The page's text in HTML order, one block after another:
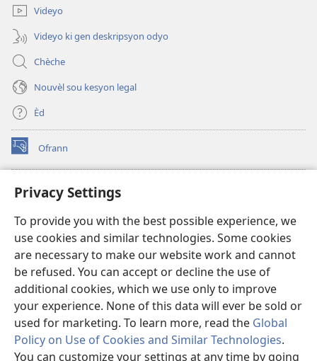
Privacy Settings
To provide you with the best possible experience, we
use cookies and similar technologies. Some cookies
are necessary to make our website work and cannot
be refused. You can accept or decline the use of
additional cookies, which we use only to improve
your experience. None of this data will ever be sold or
used for marketing. To learn more, read the Global
Policy on Use of Cookies and Similar Technologies.
You can customize your settings at any time by going
Videyo
Videyo ki gen deskripsyon odyo
Chèche
Nouvèl sou kesyon legal
Èd
Ofrann
(opens
new
Bibliyotèk sou Entènèt
(opens
window)JW Hub
(opens
new
window)JW Library
Watchtower Library
Copyright© 2026 Watch Tower Bible and Tract Society of Pennsylvania.